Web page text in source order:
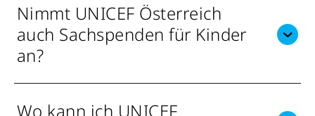
Nimmt UNICEF Österreich
auch Sachspenden für Kinder
an?
Wo kann ich UNICEF